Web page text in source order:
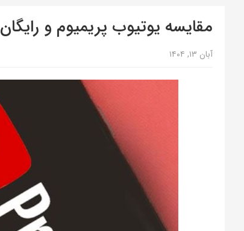
مقایسه یوتیوب پریمیوم و
آبان ۱۳, ۱۴۰۴